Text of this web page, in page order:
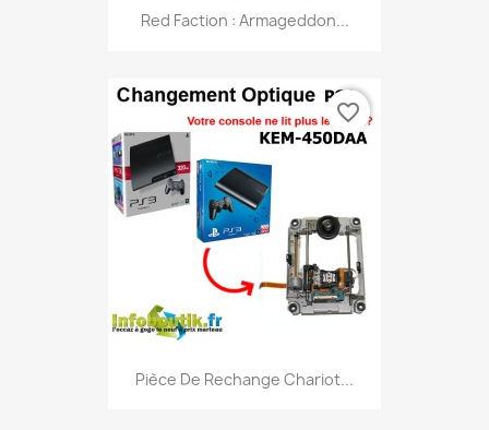
Red Faction : Armageddon...
Pièce De Rechange Chariot...
favorite_border